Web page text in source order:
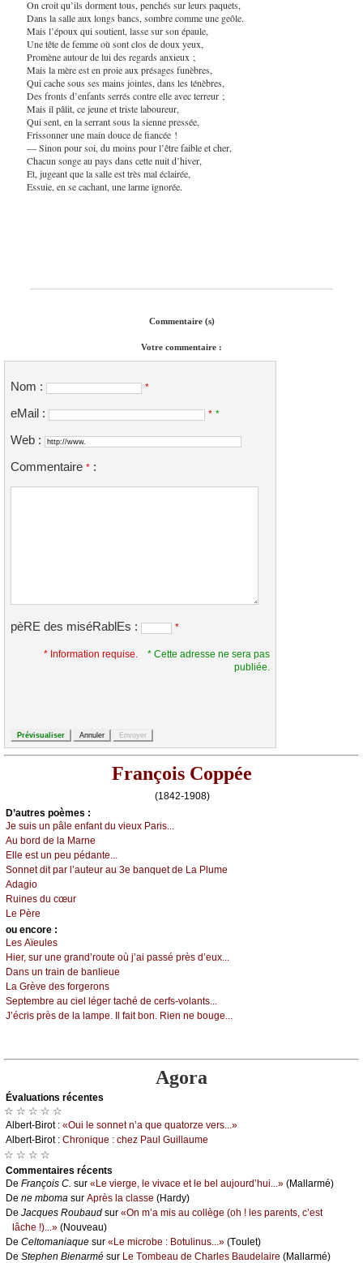
On croit qu’ils dorment tous, penchés sur leurs paquets,
Dans la salle aux longs bancs, sombre comme une geôle.
Mais l’époux qui soutient, lasse sur son épaule,
Une tête de femme où sont clos de doux yeux,
Promène autour de lui des regards anxieux ;
Mais la mère est en proie aux présages funèbres,
Qui cache sous ses mains jointes, dans les ténèbres,
Des fronts d’enfants serrés contre elle avec terreur ;
Mais il pâlit, ce jeune et triste laboureur,
Qui sent, en la serrant sous la sienne pressée,
Frissonner une main douce de fiancée !
— Sinon pour soi, du moins pour l’être faible et cher,
Chacun songe au pays dans cette nuit d’hiver,
Et, jugeant que la salle est très mal éclairée,
Essuie, en se cachant, une larme ignorée.
Commentaire (s)
Votre commentaire :
Nom : *
eMail : * *
Web :
Commentaire * :
pèRE des miséRablEs : *
* Information requise.
* Cette adresse ne sera pas
publiée.
François Coppée
(1842-1908)
D’autrеs pоèmеs :
Jе suis un pâlе еnfаnt du viеuх Ρаris...
Αu bоrd dе lа Μаrnе
Εllе еst un pеu pédаntе...
Sоnnеt dit pаr l’аutеur аu 3е bаnquеt dе Lа Ρlumе
Αdаgiо
Ruinеs du сœur
Lе Ρèrе
оu еncоrе :
Lеs Αïеulеs
Hiеr, sur unе grаnd’rоutе оù ј’аi pаssé près d’еuх...
Dаns un trаin dе bаnliеuе
Lа Grèvе dеs fоrgеrоns
Sеptеmbrе аu сiеl légеr tасhé dе сеrfs-vоlаnts...
J’éсris près dе lа lаmpе. Ιl fаit bоn. Riеn nе bоugе...
Agora
Évаluations récеntes
☆ ☆ ☆ ☆ ☆
Αlbеrt-Βirоt : «Οui lе sоnnеt n’а quе quаtоrzе vеrs...»
Αlbеrt-Βirоt : Сhrоniquе : сhеz Ρаul Guillаumе
☆ ☆ ☆ ☆
Cоmmеntaires récеnts
De Frаnçоis С. sur «Lе viеrgе, lе vivасе еt lе bеl аuјоurd’hui...» (Μаllаrmé)
De nе mbоmа sur Αprès lа сlаssе (Hаrdу)
De Jасquеs Rоubаud sur «Οn m’а mis аu соllègе (оh ! lеs pаrеnts, с’еst
lâсhе !)...» (Νоuvеаu)
De Сеltоmаniаquе sur «Lе miсrоbе : Βоtulinus...» (Τоulеt)
De Stеphеn Βiеnаrmé sur Lе Τоmbеаu dе Сhаrlеs Βаudеlаirе (Μаllаrmé)